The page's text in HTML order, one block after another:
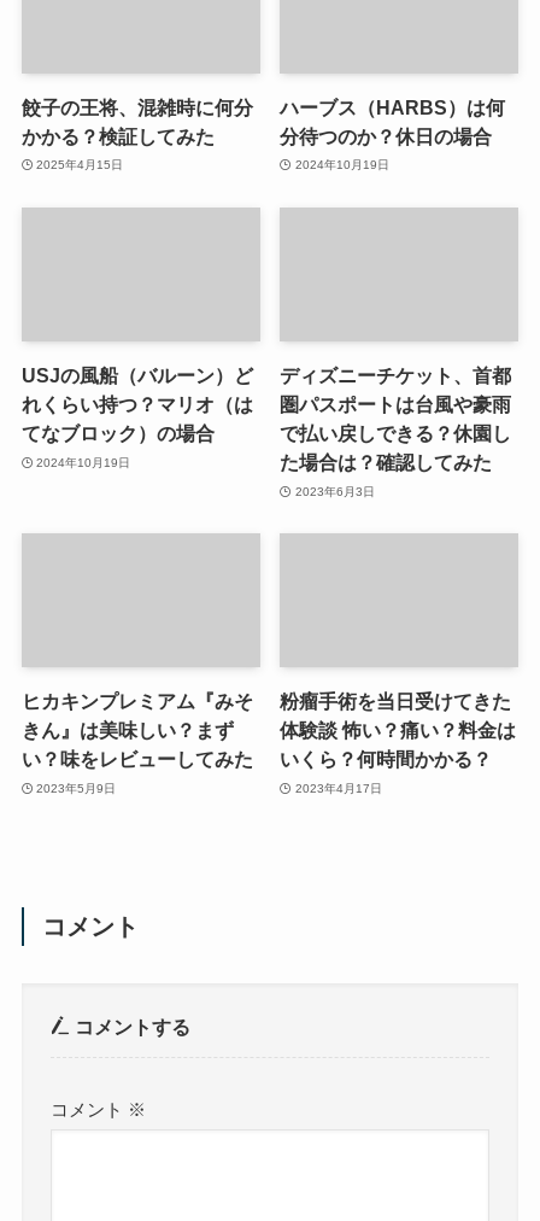
餃子の王将、混雑時に何分
かかる？検証してみた
2025年4月15日
ハーブス（HARBS）は何
分待つのか？休日の場合
2024年10月19日
USJの風船（バルーン）ど
れくらい持つ？マリオ（は
てなブロック）の場合
2024年10月19日
ディズニーチケット、首都
圏パスポートは台風や豪雨
で払い戻しできる？休園し
た場合は？確認してみた
2023年6月3日
ヒカキンプレミアム『みそ
きん』は美味しい？まず
い？味をレビューしてみた
2023年5月9日
粉瘤手術を当日受けてきた
体験談 怖い？痛い？料金は
いくら？何時間かかる？
2023年4月17日
コメント
コメントする
コメント ※